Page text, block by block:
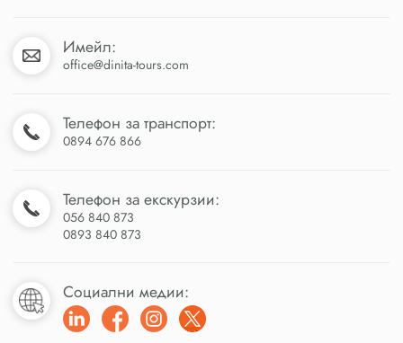
Имейл:
office@dinita-tours.com
Телефон за транспорт:
0894 676 866
Телефон за екскурзии:
056 840 873
0893 840 873
Социални медии: